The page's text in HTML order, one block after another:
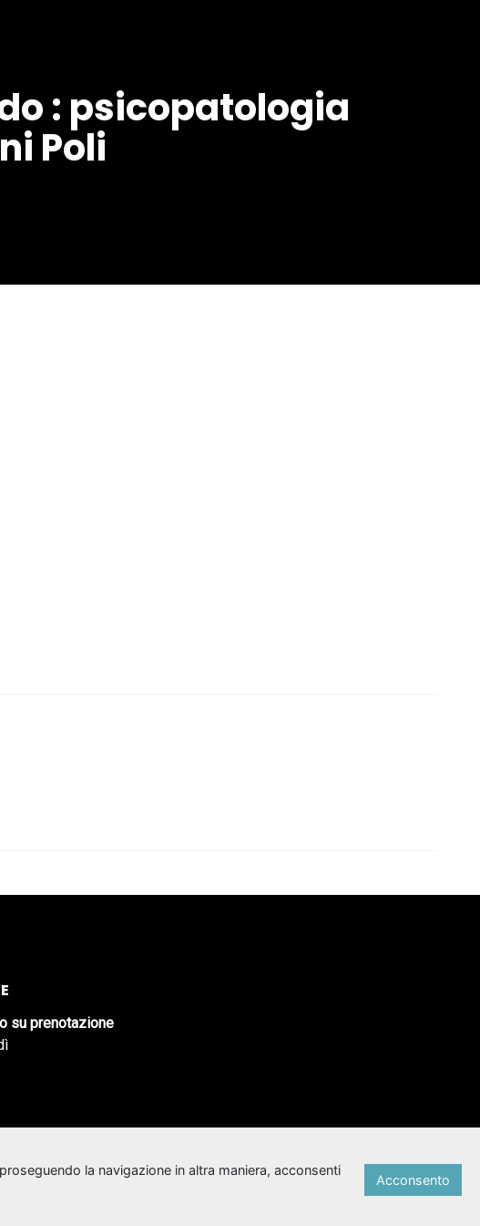
: psicopatologia
Poli
su prenotazione
la navigazione in altra maniera, acconsenti
Acconsento